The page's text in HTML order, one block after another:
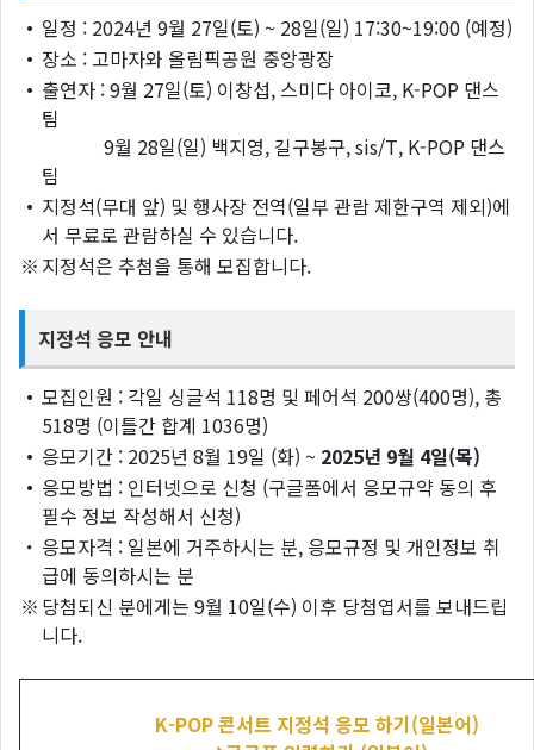
・ 일정 : 2024년 9월 27일(토) ~ 28일(일) 17:30~19:00 (예정)
・ 장소 : 고마자와 올림픽공원 중앙광장
・ 출연자 : 9월 27일(토) 이창섭, 스미다 아이코, K-POP 댄스
팀
9월 28일(일) 백지영, 길구봉구, sis/T, K-POP 댄스
팀
・ 지정석(무대 앞) 및 행사장 전역(일부 관람 제한구역 제외)에
서 무료로 관람하실 수 있습니다.
※ 지정석은 추첨을 통해 모집합니다.
지정석 응모 안내
・ 모집인원 : 각일 싱글석 118명 및 페어석 200쌍(400명), 총
518명 (이틀간 합계 1036명)
・ 응모기간 : 2025년 8월 19일 (화) ~ 2025년 9월 4일(목)
・ 응모방법 : 인터넷으로 신청 (구글폼에서 응모규약 동의 후
필수 정보 작성해서 신청)
・ 응모자격 : 일본에 거주하시는 분, 응모규정 및 개인정보 취
급에 동의하시는 분
※ 당첨되신 분에게는 9월 10일(수) 이후 당첨엽서를 보내드립
니다.
K-POP 콘서트 지정석 응모 하기(일본어)